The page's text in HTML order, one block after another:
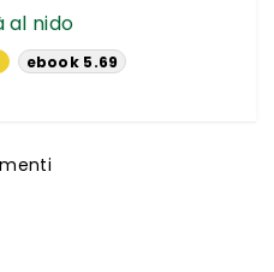
al nido
ebook 5.69